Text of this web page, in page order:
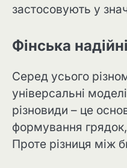
застосовують у
Фінська
Серед усього
універсальні
різновиди – це
формування
Проте різниця між